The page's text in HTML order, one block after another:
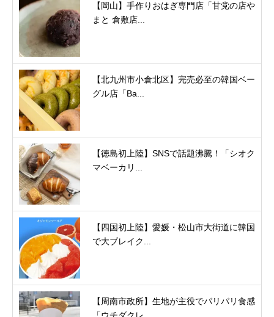
【岡山】手作りおはぎ専門店「甘党の店や
まと 倉敷店...
【北九州市小倉北区】完売必至の韓国ベー
グル店「Ba...
【徳島初上陸】SNSで話題沸騰！「シオク
マベーカリ...
【四国初上陸】愛媛・松山市大街道に韓国
で大ブレイク...
【周南市政所】生地が主役でパリパリ食感